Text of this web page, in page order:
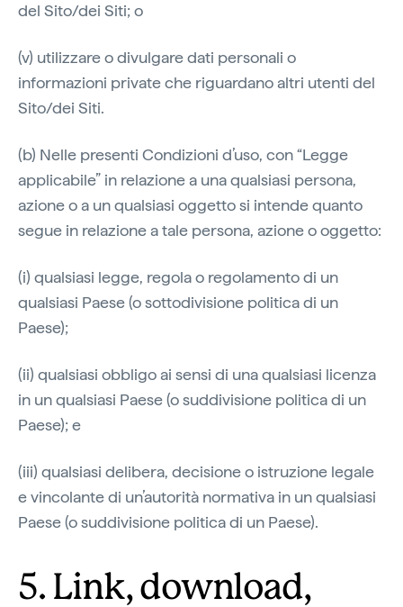
del Sito/dei Siti; o
(v) utilizzare o divulgare dati personali o
informazioni private che riguardano altri utenti del
Sito/dei Siti.
(b) Nelle presenti Condizioni d’uso, con “Legge
applicabile” in relazione a una qualsiasi persona,
azione o a un qualsiasi oggetto si intende quanto
segue in relazione a tale persona, azione o oggetto:
(i) qualsiasi legge, regola o regolamento di un
qualsiasi Paese (o sottodivisione politica di un
Paese);
(ii) qualsiasi obbligo ai sensi di una qualsiasi licenza
in un qualsiasi Paese (o suddivisione politica di un
Paese); e
(iii) qualsiasi delibera, decisione o istruzione legale
e vincolante di un’autorità normativa in un qualsiasi
Paese (o suddivisione politica di un Paese).
5. Link, download,